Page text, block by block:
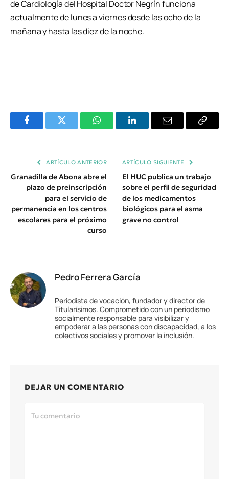
de Cardiología del Hospital Doctor Negrín funciona
actualmente de lunes a viernes desde las ocho de la
mañana y hasta las diez de la noche.
FacebookTwitter WhatsAppLinkedInEmail
Copiar
ARTÍCULO ANTERIOR
Granadilla de Abona abre el
plazo de preinscripción
para el servicio de
permanencia en los centros
escolares para el próximo
curso
ARTÍCULO SIGUIENTE
El HUC publica un trabajo
sobre el perfil de seguridad
de los medicamentos
biológicos para el asma
grave no control
Pedro Ferrera García
Periodista de vocación, fundador y director de
Titularísimos. Comprometido con un periodismo
socialmente responsable para visibilizar y
empoderar a las personas con discapacidad, a los
colectivos sociales y promover la inclusión.
DEJAR UN COMENTARIO